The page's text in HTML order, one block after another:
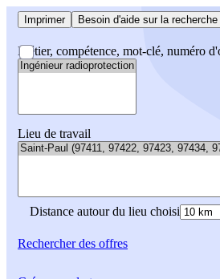
Imprimer Besoin d'aide sur la
Métier, compétence, mot-clé, numéro
Lieu de travail
Distance autour du lieu choisi
Rechercherdes offres